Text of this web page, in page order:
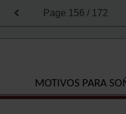
Page 156 / 172
MOTIVOS PARA